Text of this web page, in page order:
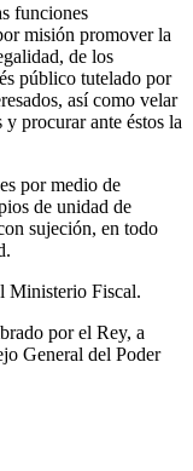
funciones
misión promover la
de los
público tutelado por
así como velar
procurar ante éstos la
por medio de
de unidad de
sujeción, en todo
Ministerio Fiscal.
por el Rey, a
General del Poder